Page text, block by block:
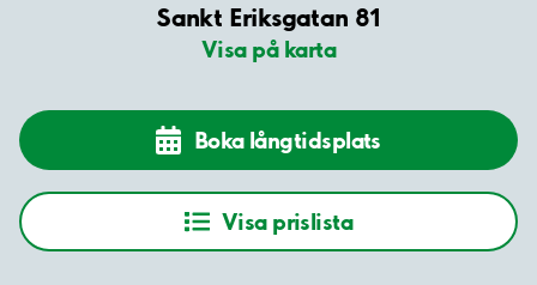
Sankt Eriksgatan 81
Visa på karta
Boka långtidsplats
Visa prislista